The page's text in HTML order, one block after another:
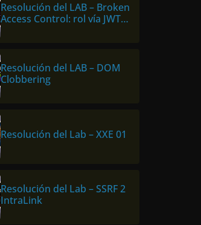
Resolución del LAB – Broken
Access Control: rol vía JWT
Resolución del LAB – DOM
Clobbering
Resolución del Lab – XXE 01
Resolución del Lab – SSRF 2
IntraLink